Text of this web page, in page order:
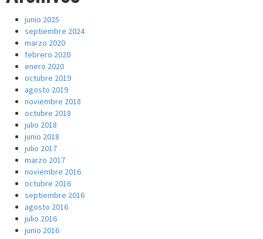
junio 2025
septiembre 2024
marzo 2020
febrero 2020
enero 2020
octubre 2019
agosto 2019
noviembre 2018
octubre 2018
julio 2018
junio 2018
julio 2017
marzo 2017
noviembre 2016
octubre 2016
septiembre 2016
agosto 2016
julio 2016
junio 2016